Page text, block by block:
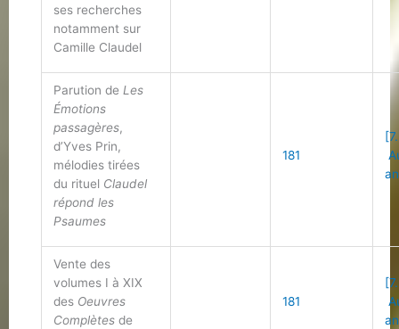
ses recherches
notamment sur
Camille Claudel
Parution de Les
Émotions
passagères,
d’Yves Prin,
mélodies tirées
du rituel Claudel
répond les
Psaumes
181
Vente des
volumes I à XIX
des Oeuvres
Complètes de
181